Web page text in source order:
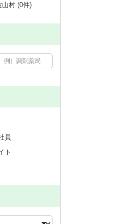
山村 (0件)
例）調剤薬局
員
ト